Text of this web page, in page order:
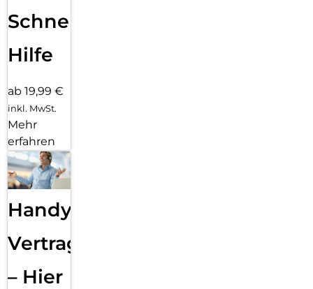
Schnelle
Hilfe
ab 19,99 €
inkl. MwSt.
Mehr
erfahren
Handy
Vertragsabwicklung
– Hier